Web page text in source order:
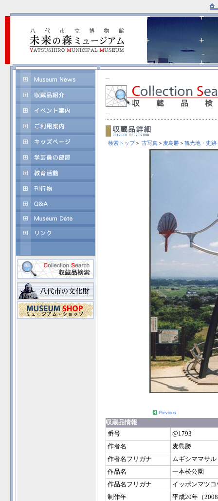
検索トップ＞ 古写真＞ 麦島勝＞ 観光地・史跡
Previous
収蔵品情報
番号
@1793
作者名
麦島勝
作者名フリガナ
ムギシママサル
作品名
一本松公園
作品名フリガナ
イッポンマツ
制作年
平成20年（